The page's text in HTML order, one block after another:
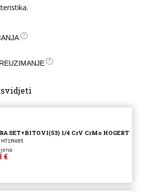
svidjeti
SET+BITOVI(53) 1/4 CrV CrMo HOGERT
€